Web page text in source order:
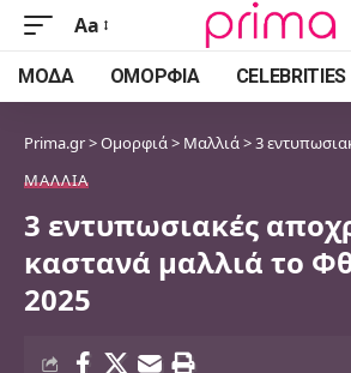
Font
Resizer
Aa
ΜΌΔΑ ΟΜΟΡΦΙΆ CELEBRITIES
Prima.gr>Ομορφιά> Μαλλιά>3 εντυπωσιακές
ΜΑΛΛΙΆ
3 εντυπωσιακές
καστανά μαλλιά το
2025